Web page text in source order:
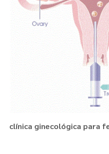
clínica ginecológica para